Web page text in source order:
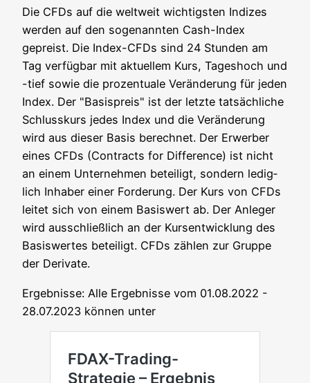
Die CFDs auf die welt­weit wich­tigs­ten Indi­zes
wer­den auf den soge­nann­ten Cash-Index
gepreist. Die Index-CFDs sind 24 Stun­den am
Tag ver­füg­bar mit aktu­el­lem Kurs, Tages­hoch und
-tief sowie die pro­zen­tua­le Ver­än­de­rung für jeden
Index. Der "Basis­preis" ist der letz­te tat­säch­li­che
Schluss­kurs jedes Index und die Ver­än­de­rung
wird aus die­ser Basis berech­net. Der Erwer­ber
eines CFDs (Con­tracts for Dif­fe­rence) ist nicht
an einem Unter­neh­men betei­ligt, son­dern ledig­
lich Inha­ber einer For­de­rung. Der Kurs von CFDs
lei­tet sich von einem Basis­wert ab. Der Anle­ger
wird aus­schließ­lich an der Kurs­ent­wick­lung des
Basis­wer­tes betei­ligt. CFDs zäh­len zur Grup­pe
der Derivate.
Ergeb­nis­se: Alle Ergeb­nis­se vom 01.08.2022 -
28.07.2023 kön­nen unter